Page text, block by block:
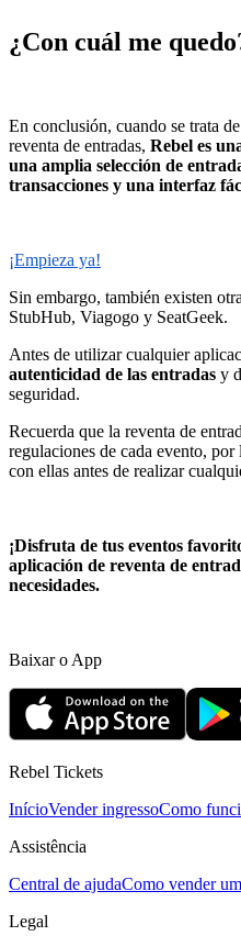
¿Con cuál me
En conclusión, cuando se trata
reventa de entradas, Rebel es
una amplia selección de
transacciones y una interfaz
¡Empieza ya!
Sin embargo, también existen
StubHub, Viagogo y SeatGeek.
Antes de utilizar cualquier
autenticidad de las entradas y
seguridad.
Recuerda que la reventa de
regulaciones de cada evento,
con ellas antes de realizar
¡Disfruta de tus eventos
aplicación de reventa de
necesidades.
Baixar o App
Rebel Tickets
InícioVender ingressoComo
Assistência
Central de ajudaComo vender
Legal